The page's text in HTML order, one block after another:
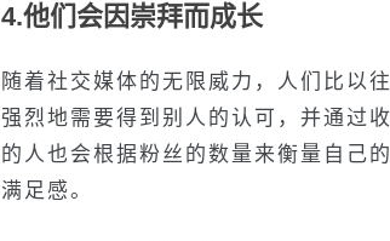
4.他们会因崇拜而成长
随着社交媒体的无限威力，人们比以
强烈地需要得到别人的认可，并通过
的人也会根据粉丝的数量来衡量自己
满足感。